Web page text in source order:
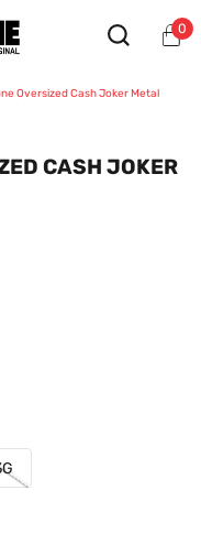
0
Oversized Cash Joker Metal
CASH JOKER